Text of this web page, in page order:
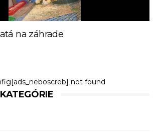
na záhrade
not found